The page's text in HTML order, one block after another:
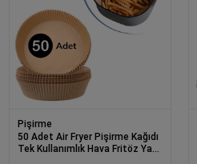
Pişirme
50 Adet Air Fryer Pişirme Kağıdı
Tek Kullanımlık Hava Fritöz Yağ